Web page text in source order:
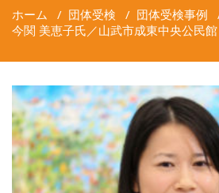
ホーム / 団体受検 / 団体受検事例
今関 美恵子氏／山武市成東中央公民館